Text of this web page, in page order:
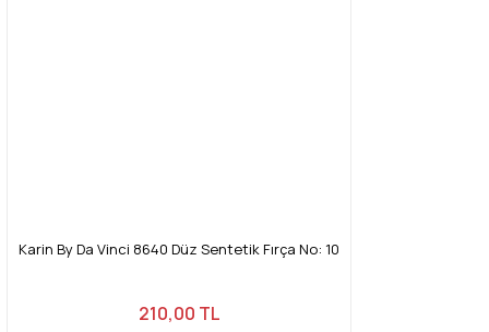
Karin By Da Vinci 8640 Düz Sentetik Fırça No: 10
210,00 TL